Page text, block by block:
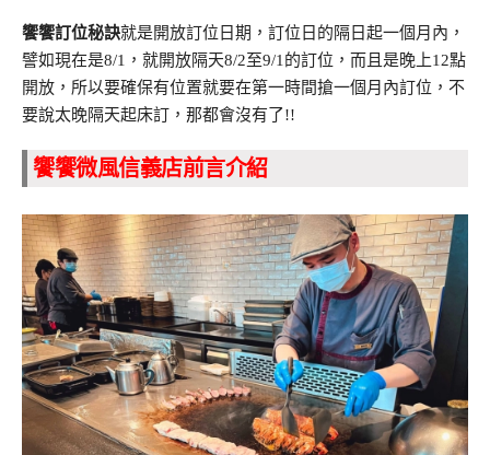
饗饗訂位秘訣就是開放訂位日期，訂位日的隔日起一個月內，
譬如現在是8/1，就開放隔天8/2至9/1的訂位，而且是晚上12點
開放，所以要確保有位置就要在第一時間搶一個月內訂位，不
要說太晚隔天起床訂，那都會沒有了!!
饗饗微風信義店前言介紹